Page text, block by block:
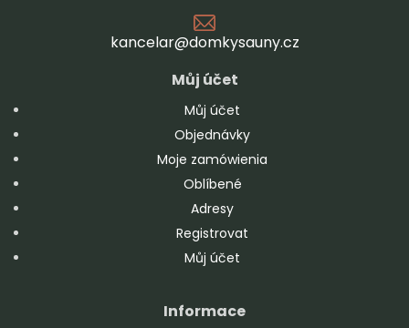
kancelar@domkysauny.cz
Můj účet
Můj účet
Objednávky
Moje zamówienia
Oblíbené
Adresy
Registrovat
Můj účet
Informace